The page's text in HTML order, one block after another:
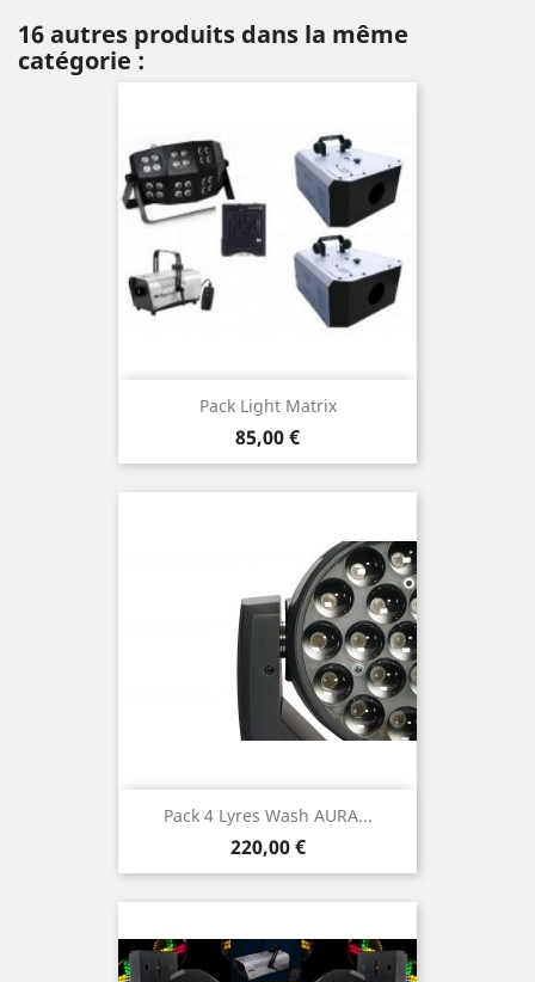
16 autres produits dans la même
catégorie :
Pack Light Matrix
Prix
85,00 €
Pack 4 Lyres Wash AURA...
Prix
220,00 €